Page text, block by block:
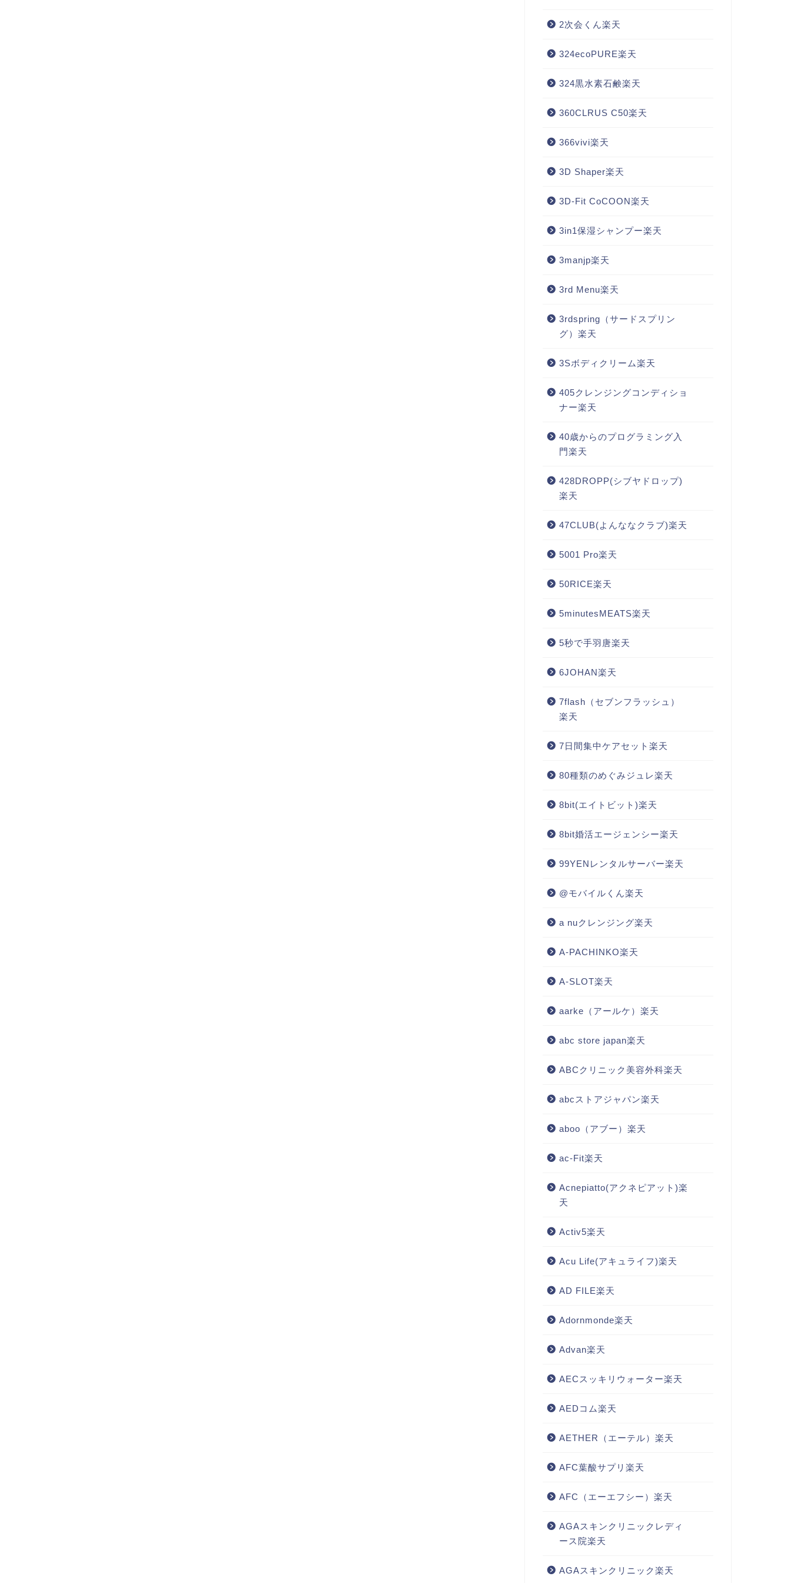
2次会くん楽天
324ecoPURE楽天
324黒水素石鹸楽天
360CLRUS C50楽天
366vivi楽天
3D Shaper楽天
3D-Fit CoCOON楽天
3in1保湿シャンプー楽天
3manjp楽天
3rd Menu楽天
3rdspring（サードスプリン
グ）楽天
3Sボディクリーム楽天
405クレンジングコンディショ
ナー楽天
40歳からのプログラミング入
門楽天
428DROPP(シブヤドロップ)
楽天
47CLUB(よんななクラブ)楽天
5001 Pro楽天
50RICE楽天
5minutesMEATS楽天
5秒で手羽唐楽天
6JOHAN楽天
7flash（セブンフラッシュ）
楽天
7日間集中ケアセット楽天
80種類のめぐみジュレ楽天
8bit(エイトビット)楽天
8bit婚活エージェンシー楽天
99YENレンタルサーバー楽天
@モバイルくん楽天
a nuクレンジング楽天
A-PACHINKO楽天
A-SLOT楽天
aarke（アールケ）楽天
abc store japan楽天
ABCクリニック美容外科楽天
abcストアジャパン楽天
aboo（アブー）楽天
ac-Fit楽天
Acnepiatto(アクネピアット)楽
天
Activ5楽天
Acu Life(アキュライフ)楽天
AD FILE楽天
Adornmonde楽天
Advan楽天
AECスッキリウォーター楽天
AEDコム楽天
AETHER（エーテル）楽天
AFC葉酸サプリ楽天
AFC（エーエフシー）楽天
AGAスキンクリニックレディ
ース院楽天
AGAスキンクリニック楽天